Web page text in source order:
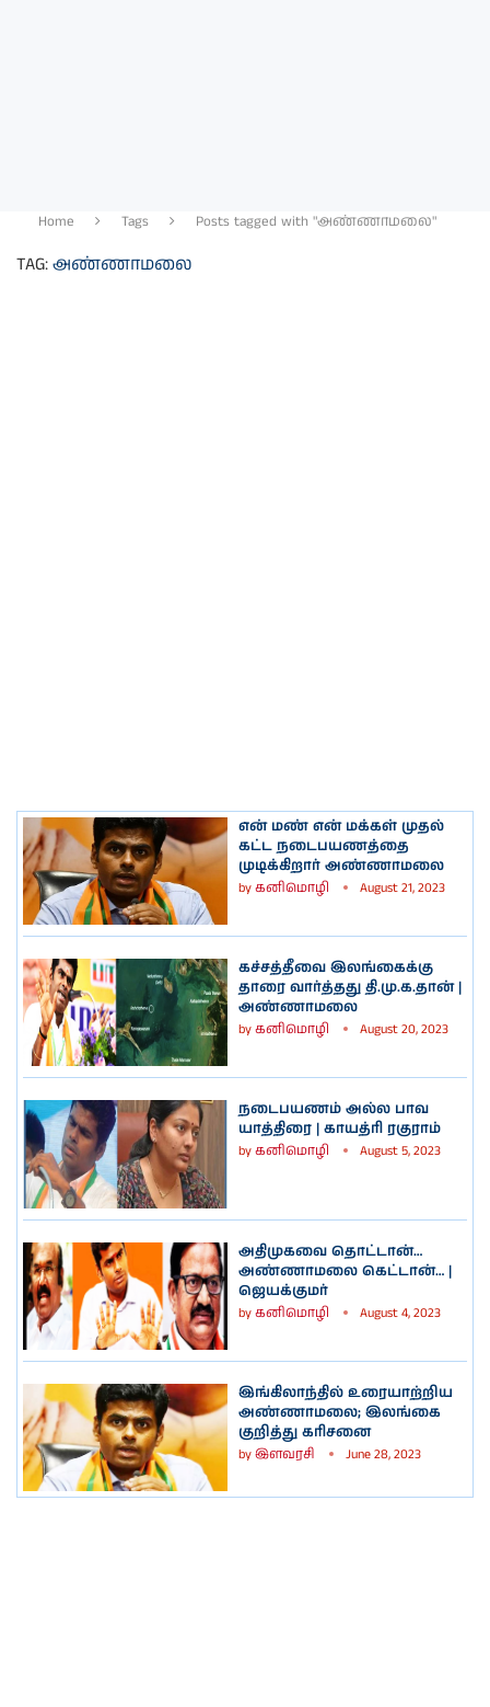
Home Tags Posts tagged with "அண்ணாமலை"
TAG:அண்ணாமலை
என் மண் என் மக்கள் முதல்
கட்ட நடைபயணத்தை
முடிக்கிறார் அண்ணாமலை
byகனிமொழி August 21, 2023
கச்சத்தீவை இலங்கைக்கு
தாரை வார்த்தது தி.மு.க.தான் |
அண்ணாமலை
byகனிமொழி August 20, 2023
நடைபயணம் அல்ல பாவ
யாத்திரை | காயத்ரி ரகுராம்
byகனிமொழி August 5, 2023
அதிமுகவை தொட்டான்…
அண்ணாமலை கெட்டான்… |
ஜெயக்குமர்
byகனிமொழி August 4, 2023
இங்கிலாந்தில் உரையாற்றிய
அண்ணாமலை; இலங்கை
குறித்து கரிசனை
byஇளவரசி June 28, 2023